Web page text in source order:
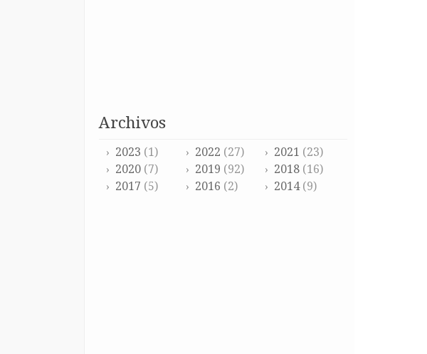
archivos
2023 (1) 2022 (27) 2021 (23)
2020 (7) 2019 (92) 2018 (16)
2017 (5) 2016 (2) 2014(9)